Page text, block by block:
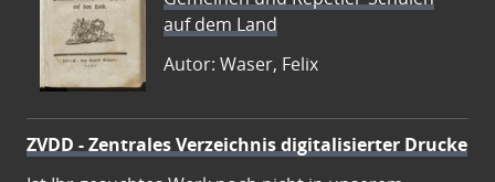
auf dem Land
Autor: Waser, Felix
ZVDD - Zentrales Verzeichnis digitalisierter Drucke